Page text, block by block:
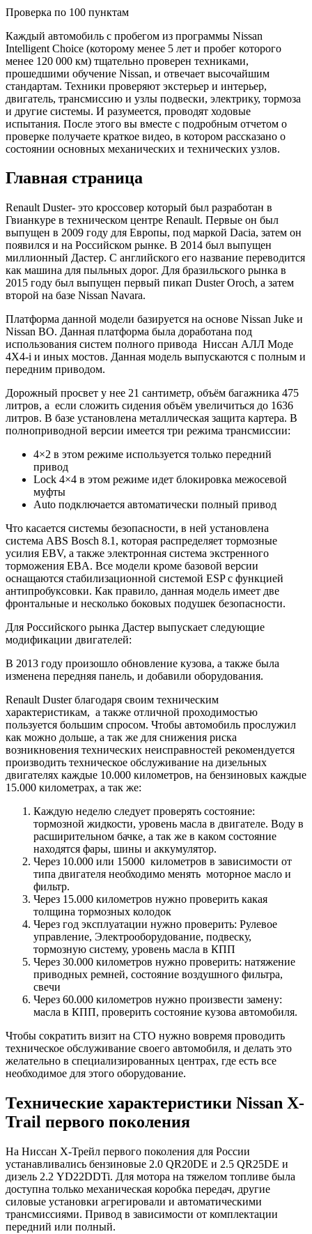
Проверка по 100 пунктам
Каждый автомобиль с пробегом из программы Nissan
Intelligent Choice (которому менее 5 лет и пробег которого
менее 120 000 км) тщательно проверен техниками,
прошедшими обучение Nissan, и отвечает высочайшим
стандартам. Техники проверяют экстерьер и интерьер,
двигатель, трансмиссию и узлы подвески, электрику, тормоза
и другие системы. И разумеется, проводят ходовые
испытания. После этого вы вместе с подробным отчетом о
проверке получаете краткое видео, в котором рассказано о
состоянии основных механических и технических узлов.
Главная страница
Renault Duster- это кроссовер который был разработан в
Гвианкуре в техническом центре Renault. Первые он был
выпущен в 2009 году для Европы, под маркой Dacia, затем он
появился и на Российском рынке. В 2014 был выпущен
миллионный Дастер. С английского его название переводится
как машина для пыльных дорог. Для бразильского рынка в
2015 году был выпущен первый пикап Duster Oroch, а затем
второй на базе Nissan Navara.
Платформа данной модели базируется на основе Nissan Juke и
Nissan BO. Данная платформа была доработана под
использования систем полного привода Ниссан АЛЛ Моде
4X4-i и иных мостов. Данная модель выпускаются с полным и
передним приводом.
Дорожный просвет у нее 21 сантиметр, объём багажника 475
литров, а если сложить сидения объём увеличиться до 1636
литров. В базе установлена металлическая защита картера. В
полноприводной версии имеется три режима трансмиссии:
4×2 в этом режиме используется только передний
привод
Lock 4×4 в этом режиме идет блокировка межосевой
муфты
Auto подключается автоматически полный привод
Что касается системы безопасности, в ней установлена
система ABS Bosch 8.1, которая распределяет тормозные
усилия EBV, а также электронная система экстренного
торможения EBA. Все модели кроме базовой версии
оснащаются стабилизационной системой ESP с функцией
антипробуксовки. Как правило, данная модель имеет две
фронтальные и несколько боковых подушек безопасности.
Для Российского рынка Дастер выпускает следующие
модификации двигателей:
В 2013 году произошло обновление кузова, а также была
изменена передняя панель, и добавили оборудования.
Renault Duster благодаря своим техническим
характеристикам, а также отличной проходимостью
пользуется большим спросом. Чтобы автомобиль прослужил
как можно дольше, а так же для снижения риска
возникновения технических неисправностей рекомендуется
производить техническое обслуживание на дизельных
двигателях каждые 10.000 километров, на бензиновых каждые
15.000 километрах, а так же:
Каждую неделю следует проверять состояние:
тормозной жидкости, уровень масла в двигателе. Воду в
расширительном бачке, а так же в каком состояние
находятся фары, шины и аккумулятор.
Через 10.000 или 15000 километров в зависимости от
типа двигателя необходимо менять моторное масло и
фильтр.
Через 15.000 километров нужно проверить какая
толщина тормозных колодок
Через год эксплуатации нужно проверить: Рулевое
управление, Электрооборудование, подвеску,
тормозную систему, уровень масла в КПП
Через 30.000 километров нужно проверить: натяжение
приводных ремней, состояние воздушного фильтра,
свечи
Через 60.000 километров нужно произвести замену:
масла в КПП, проверить состояние кузова автомобиля.
Чтобы сократить визит на СТО нужно вовремя проводить
техническое обслуживание своего автомобиля, и делать это
желательно в специализированных центрах, где есть все
необходимое для этого оборудование.
Технические характеристики Nissan X-
Trail первого поколения
На Ниссан Х-Трейл первого поколения для России
устанавливались бензиновые 2.0 QR20DE и 2.5 QR25DE и
дизель 2.2 YD22DDTi. Для мотора на тяжелом топливе была
доступна только механическая коробка передач, другие
силовые установки агрегировали и автоматическими
трансмиссиями. Привод в зависимости от комплектации
передний или полный.